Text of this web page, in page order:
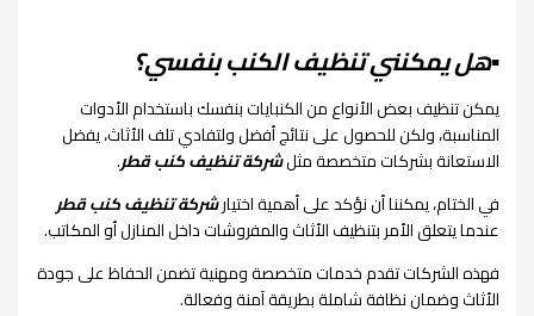
▪︎هل يمكنني تنظيف الكنب بنفسي؟
يمكن تنظيف بعض الأنواع من الكنبايات بنفسك باستخدام الأدوات
المناسبة، ولكن للحصول على نتائج أفضل ولتفادي تلف الأثاث، يفضل
الاستعانة بشركات متخصصة مثلشركة تنظيف كنب قطر.
في الختام، يمكننا أن نؤكد على أهمية اختيارشركة تنظيف كنب قطر
عندما يتعلق الأمر بتنظيف الأثاث والمفروشات داخل المنازل أو المكاتب.
فهذه الشركات تقدم خدمات متخصصة ومهنية تضمن الحفاظ على جودة
الأثاث وضمان نظافة شاملة بطريقة آمنة وفعالة.